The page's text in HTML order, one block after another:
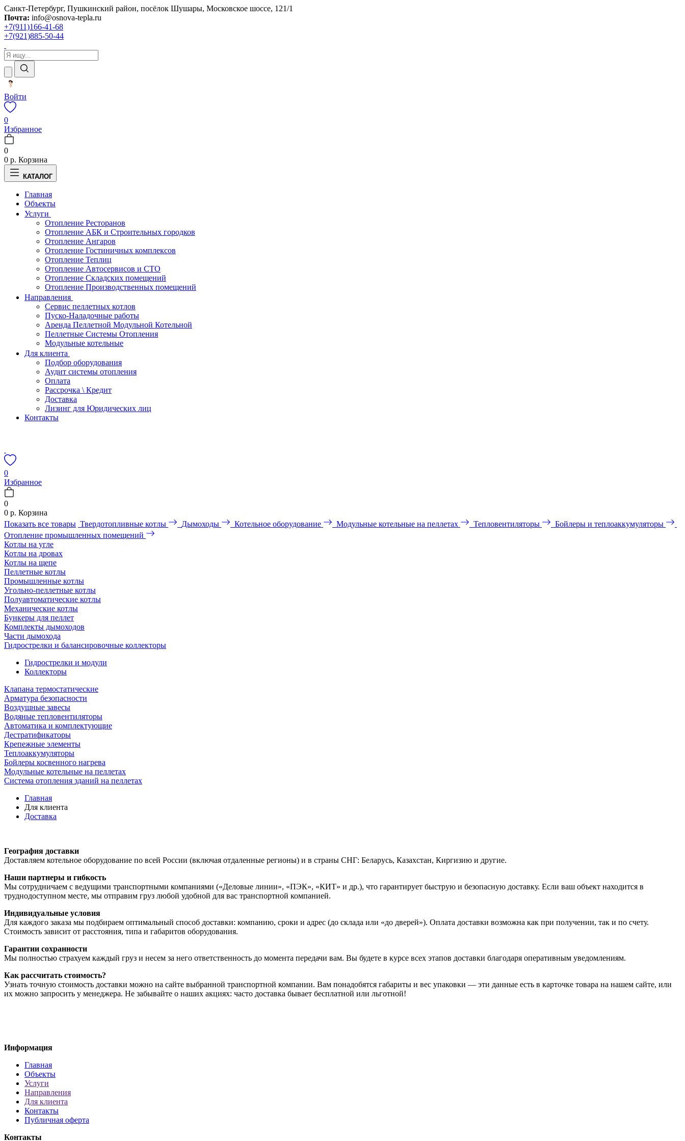
Санкт-Петербург, Пушкинский район, посёлок Шушары, Московское шоссе, 121/1
Почта: info@osnova-tepla.ru
+7(911)166-41-68
+7(921)885-50-44
Войти
0
Избранное
0
0 р. Корзина
КАТАЛОГ
Главная
Объекты
Услуги
Отопление Ресторанов
Отопление АБК и Строительных городков
Отопление Ангаров
Отопление Гостиничных комплексов
Отопление Теплиц
Отопление Автосервисов и СТО
Отопление Складских помещений
Отопление Производственных помещений
Направления
Сервис пеллетных котлов
Пуско-Наладочные работы
Аренда Пеллетной Модульной Котельной
Пеллетные Системы Отопления
Модульные котельные
Для клиента
Подбор оборудования
Аудит системы отопления
Оплата
Рассрочка \ Кредит
Доставка
Лизинг для Юридических лиц
Контакты
0
Избранное
0
0 р. Корзина
Показать все товары Твердотопливные котлы Дымоходы Котельное оборудование Модульные котельные на пеллетах Тепловентиляторы
Бойлеры и теплоаккумуляторы
Отопление промышленных помещений
Котлы на угле
Котлы на дровах
Котлы на щепе
Пеллетные котлы
Промышленные котлы
Угольно-пеллетные котлы
Полуавтоматические котлы
Механические котлы
Бункеры для пеллет
Комплекты дымоходов
Части дымохода
Гидрострелки и балансировочные коллекторы
Гидрострелки и модули
Коллекторы
Клапана термостатические
Арматура безопасности
Воздушные завесы
Водяные тепловентиляторы
Автоматика и комплектующие
Дестратификаторы
Крепежные элементы
Теплоаккумуляторы
Бойлеры косвенного нагрева
Модульные котельные на пеллетах
Система отопления зданий на пеллетах
Главная
Для клиента
Доставка
География доставки
Доставляем котельное оборудование по всей России (включая отдаленные регионы) и в страны СНГ: Беларусь, Казахстан, Киргизию и другие.
Наши партнеры и гибкость
Мы сотрудничаем с ведущими транспортными компаниями («Деловые линии», «ПЭК», «КИТ» и др.), что гарантирует быструю и безопасную доставку. Если ваш объект находится в
труднодоступном месте, мы отправим груз любой удобной для вас транспортной компанией.
Индивидуальные условия
Для каждого заказа мы подбираем оптимальный способ доставки: компанию, сроки и адрес (до склада или «до дверей»). Оплата доставки возможна как при получении, так и по счету.
Стоимость зависит от расстояния, типа и габаритов оборудования.
Гарантии сохранности
Мы полностью страхуем каждый груз и несем за него ответственность до момента передачи вам. Вы будете в курсе всех этапов доставки благодаря оперативным уведомлениям.
Как рассчитать стоимость?
Узнать точную стоимость доставки можно на сайте выбранной транспортной компании. Вам понадобятся габариты и вес упаковки — эти данные есть в карточке товара на нашем сайте, или
их можно запросить у менеджера. Не забывайте о наших акциях: часто доставка бывает бесплатной или льготной!
Информация
Главная
Объекты
Услуги
Направления
Для клиента
Контакты
Публичная оферта
Контакты